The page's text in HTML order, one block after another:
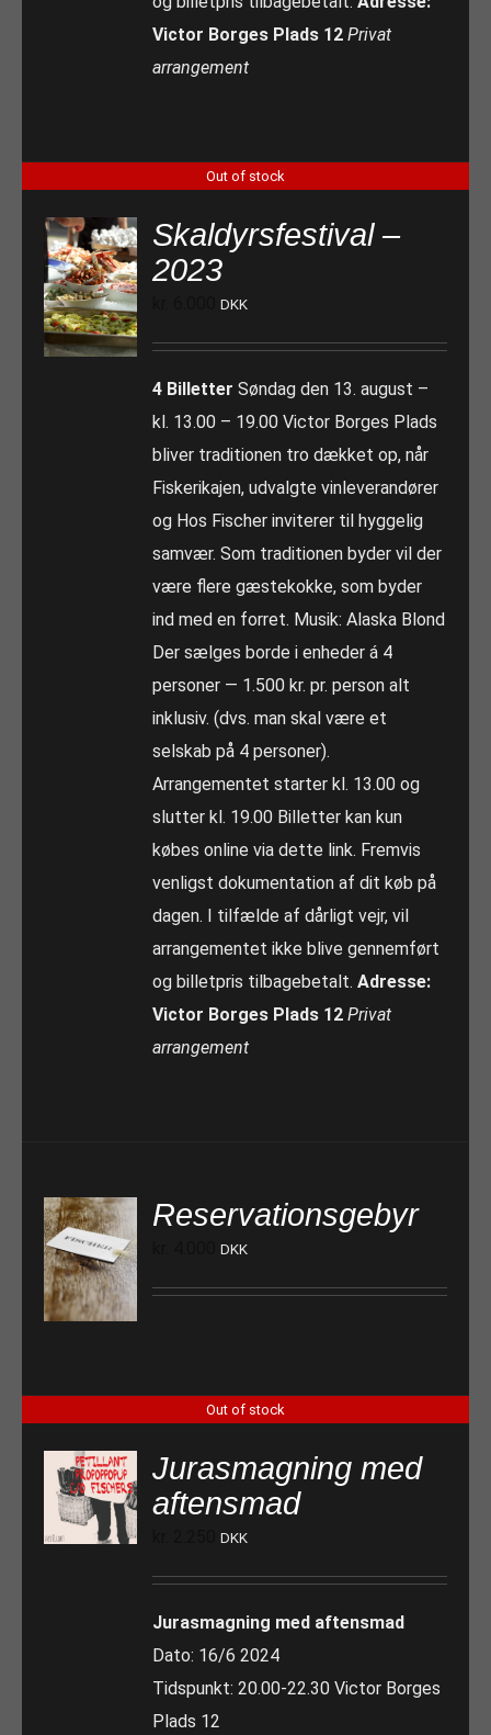
Victor Borges Plads 12 Privat
arrangement
Out of stock
Skaldyrsfestival –
2023
DKK
4 Billetter Søndag den 13. august –
kl. 13.00 – 19.00 Victor Borges Plads
bliver traditionen tro dækket op, når
Fiskerikajen, udvalgte vinleverandører
og Hos Fischer inviterer til hyggelig
samvær. Som traditionen byder vil der
være flere gæstekokke, som byder
ind med en forret. Musik: Alaska Blond
Der sælges borde i enheder á 4
personer — 1.500 kr. pr. person alt
inklusiv. (dvs. man skal være et
selskab på 4 personer).
Arrangementet starter kl. 13.00 og
slutter kl. 19.00 Billetter kan kun
købes online via dette link. Fremvis
venligst dokumentation af dit køb på
dagen. I tilfælde af dårligt vejr, vil
arrangementet ikke blive gennemført
og billetpris tilbagebetalt.Adresse:
Victor Borges Plads 12 Privat
arrangement
Reservationsgebyr
DKK
Out of stock
Jurasmagning med
aftensmad
DKK
Jurasmagning med aftensmad
Dato: 16/6 2024
Tidspunkt: 20.00-22.30 Victor Borges
Plads 12